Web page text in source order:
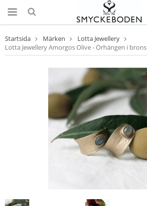
Startsida Märken
Lotta Jewellery
Lotta Jewellery Amorgos Olive - Örhängen i brons